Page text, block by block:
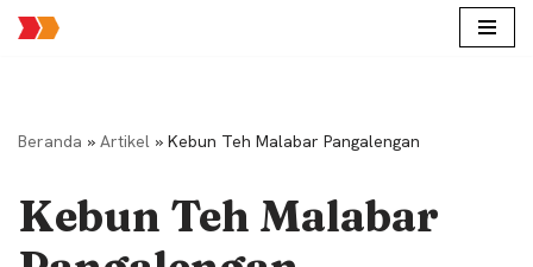
Beranda » Artikel » Kebun Teh Malabar Pangalengan
Kebun Teh Malabar